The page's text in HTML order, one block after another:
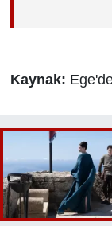
Kaynak: